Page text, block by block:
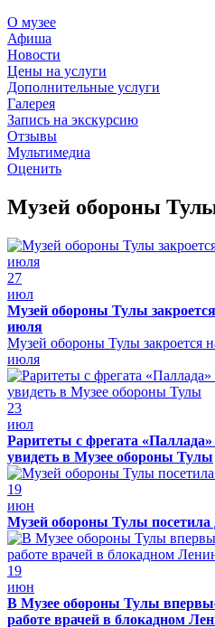
О музее
Афиша
Новости
Цены на услуги
Дополнительные услуги
Галерея
Запись на экскурсию
Отзывы
Мультимедиа
Оценить
Музей обороны
27
июл
Музей обороны Тулы
июля
Музей обороны Тулы закроется
июля
23
июл
Раритеты с фрегата
увидеть в Музее обороны Тулы
19
июн
Музей обороны Тулы посетила
19
июн
В Музее обороны Тулы
работе врачей в блокадном